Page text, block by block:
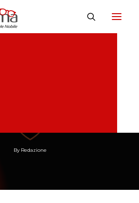
a Milano per
By Redazione